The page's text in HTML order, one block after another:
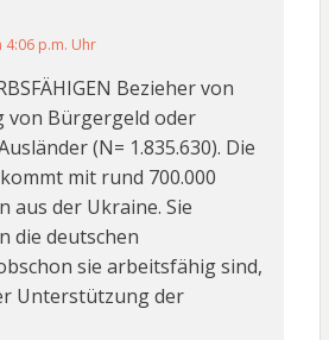
4:06 p.m. Uhr
Bezieher von
von Bürgergeld oder
(N= 1.835.630). Die
mit rund 700.000
aus der Ukraine. Sie
die deutschen
sie arbeitsfähig sind,
Unterstützung der